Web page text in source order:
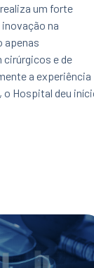
um forte
na
apenas
e de
a experiência
Hospital deu